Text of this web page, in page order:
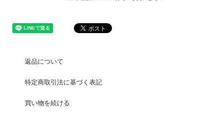
返品について
特定商取引法に基づく表記
買い物を続ける